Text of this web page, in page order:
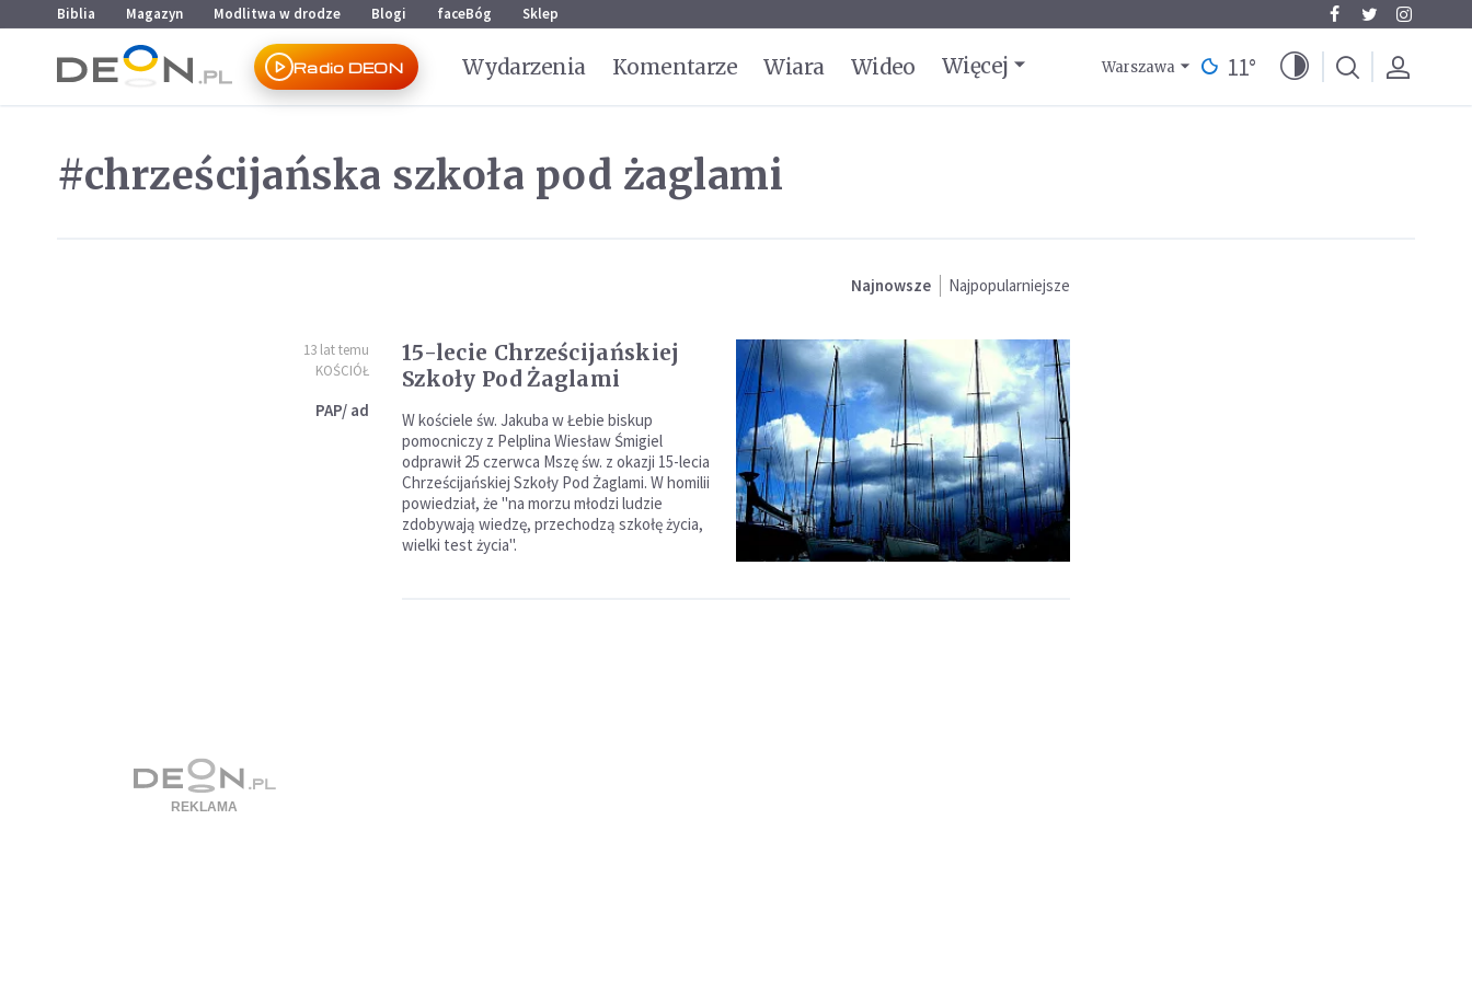
Przejdź do menu głównego
Przejdź do treści
Biblia Magazyn Modlitwa w drodze Blogi faceBóg Sklep
Radio DEON Wydarzenia Komentarze Wiara Wideo Więcej Warszawa 11°
#chrześcijańska szkoła pod żaglami
Najnowsze Najpopularniejsze
13 lat temu
KOŚCIÓŁ
PAP/ ad
15-lecie Chrześcijańskiej
Szkoły Pod Żaglami
W kościele św. Jakuba w Łebie biskup
pomocniczy z Pelplina Wiesław Śmigiel
odprawił 25 czerwca Mszę św. z okazji 15-lecia
Chrześcijańskiej Szkoły Pod Żaglami. W homilii
powiedział, że "na morzu młodzi ludzie
zdobywają wiedzę, przechodzą szkołę życia,
wielki test życia".